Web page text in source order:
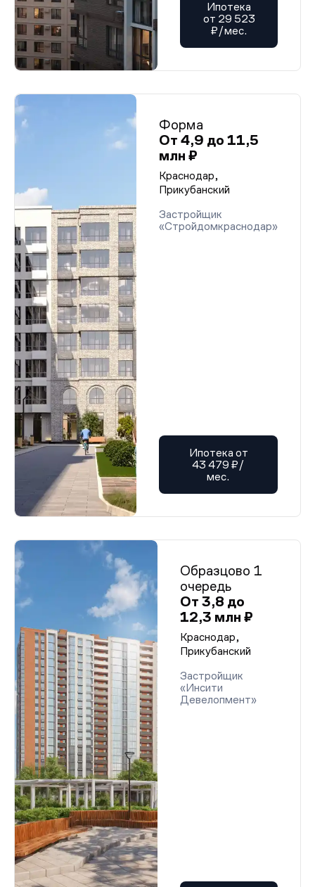
Ипотека
от 29 523
₽/мес.
Форма
От 4,9 до 11,5
млн ₽
Краснодар,
Прикубанский
Застройщик
«Стройдомкраснодар»
Ипотека от
43 479 ₽/
мес.
Образцово 1
очередь
От 3,8 до
12,3 млн ₽
Краснодар,
Прикубанский
Застройщик
«Инсити
Девелопмент»